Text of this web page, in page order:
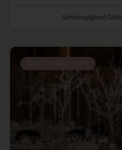
Sonnerupgaard Gods